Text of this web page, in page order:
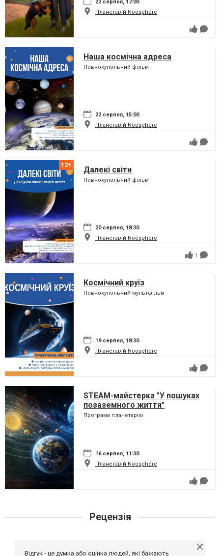
22 серпня, 17:00
Планетарій Noosphere
Наша космічна адреса
Повнокупольний фільм
22 серпня, 15:00
Планетарій Noosphere
Далекі світи
Повнокупольний фільм
20 серпня, 18:30
Планетарій Noosphere
1
Космічний круїз
Повнокупольний мультфільм
19 серпня, 18:30
Планетарій Noosphere
STEAM-майстерка "У пошуках
позаземного життя"
Програма планетарію
16 серпня, 11:30
Планетарій Noosphere
Рецензія
Відгук - це думка або оцінка людей, які бажають